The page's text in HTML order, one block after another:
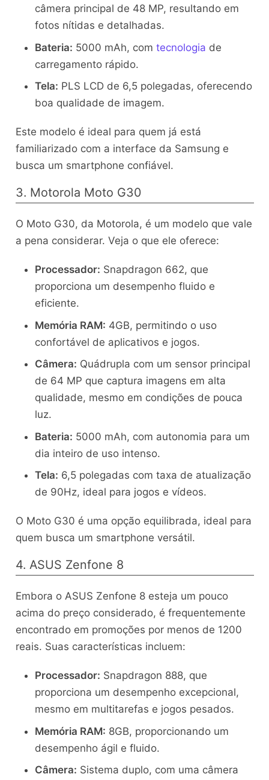
câmera principal de 48 MP, resultando em
fotos nítidas e detalhadas.
Bateria: 5000 mAh, com tecnologia de
carregamento rápido.
Tela: PLS LCD de 6,5 polegadas, oferecendo
boa qualidade de imagem.
Este modelo é ideal para quem já está
familiarizado com a interface da Samsung e
busca um smartphone confiável.
3. Motorola Moto G30
O Moto G30, da Motorola, é um modelo que vale
a pena considerar. Veja o que ele oferece:
Processador: Snapdragon 662, que
proporciona um desempenho fluido e
eficiente.
Memória RAM: 4GB, permitindo o uso
confortável de aplicativos e jogos.
Câmera: Quádrupla com um sensor principal
de 64 MP que captura imagens em alta
qualidade, mesmo em condições de pouca
luz.
Bateria: 5000 mAh, com autonomia para um
dia inteiro de uso intenso.
Tela: 6,5 polegadas com taxa de atualização
de 90Hz, ideal para jogos e vídeos.
O Moto G30 é uma opção equilibrada, ideal para
quem busca um smartphone versátil.
4. ASUS Zenfone 8
Embora o ASUS Zenfone 8 esteja um pouco
acima do preço considerado, é frequentemente
encontrado em promoções por menos de 1200
reais. Suas características incluem:
Processador: Snapdragon 888, que
proporciona um desempenho excepcional,
mesmo em multitarefas e jogos pesados.
Memória RAM: 8GB, proporcionando um
desempenho ágil e fluido.
Câmera: Sistema duplo, com uma câmera